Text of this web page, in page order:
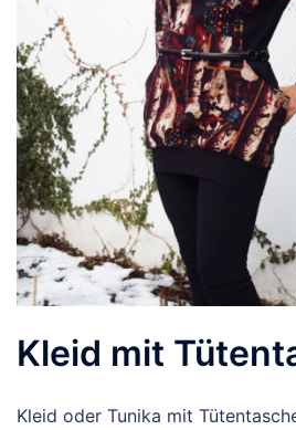
Kleid mit
Kleid oder Tunika mit